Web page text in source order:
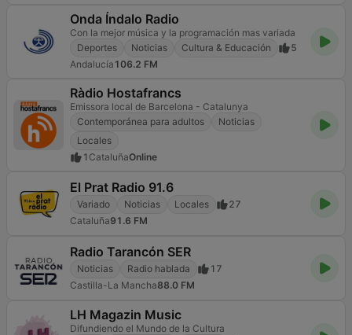
Onda Índalo Radio
Con la mejor música y la programación mas variada
Deportes
Noticias Cultura & Educación
5
Andalucía 106.2 FM
Ràdio Hostafrancs
Emissora local de Barcelona - Catalunya
Contemporánea para adultos
Noticias
Locales
1 CataluñaOnline
El Prat Radio 91.6
Variado Noticias Locales
27
Cataluña91.6 FM
Radio Tarancón SER
Noticias Radio hablada
17
Castilla-La Mancha88.0 FM
LH Magazin Music
Difundiendo el Mundo de la Cultura